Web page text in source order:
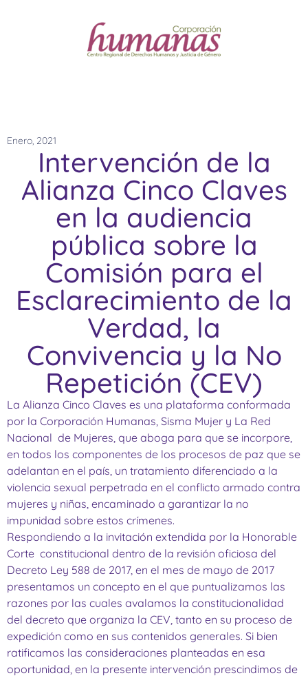
Enero, 2021
Intervención de la
Alianza Cinco Claves
en la audiencia
pública sobre la
Comisión para el
Esclarecimiento de la
Verdad, la
Convivencia y la No
Repetición (CEV)
La Alianza Cinco Claves es una plataforma conformada
por la Corporación Humanas, Sisma Mujer y La Red
Nacional de Mujeres, que aboga para que se incorpore,
en todos los componentes de los procesos de paz que se
adelantan en el país, un tratamiento diferenciado a la
violencia sexual perpetrada en el conflicto armado contra
mujeres y niñas, encaminado a garantizar la no
impunidad sobre estos crímenes.
Respondiendo a la invitación extendida por la Honorable
Corte constitucional dentro de la revisión oficiosa del
Decreto Ley 588 de 2017, en el mes de mayo de 2017
presentamos un concepto en el que puntualizamos las
razones por las cuales avalamos la constitucionalidad
del decreto que organiza la CEV, tanto en su proceso de
expedición como en sus contenidos generales. Si bien
ratificamos las consideraciones planteadas en esa
oportunidad, en la presente intervención prescindimos de